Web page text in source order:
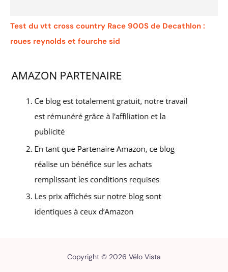
Test du vtt cross country Race 900S de Decathlon :
roues reynolds et fourche sid
Copyright © 2026 Vélo Vista